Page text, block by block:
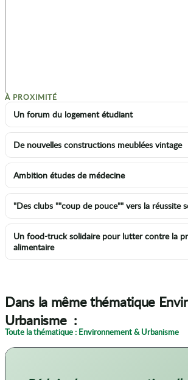
À PROXIMITÉ
Un forum du logement étudiant
De nouvelles constructions meublées vintage
Ambition études de médecine
"Des clubs ""coup de pouce"" vers la réussite
Un food-truck solidaire pour lutter contre la
alimentaire
Dans la même thématique
Urbanisme :
Toute la thématique : Environnement & Urbanisme